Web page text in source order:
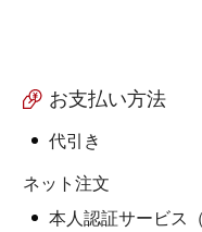
お支払い方法
代引き
ネット注文
本人認証サービス